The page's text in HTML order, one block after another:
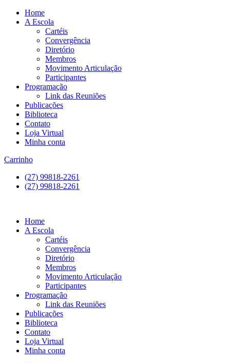
Home
A Escola
Cartéis
Convergência
Diretório
Membros
Movimento Articulação
Participantes
Programação
Link das Reuniões
Publicações
Biblioteca
Contato
Loja Virtual
Minha conta
Carrinho
(27) 99818-2261
(27) 99818-2261
Home
A Escola
Cartéis
Convergência
Diretório
Membros
Movimento Articulação
Participantes
Programação
Link das Reuniões
Publicações
Biblioteca
Contato
Loja Virtual
Minha conta